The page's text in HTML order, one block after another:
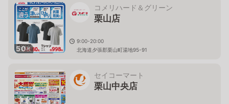
50枚
コメリハード＆グリーン
栗山店
9:00-20:00
北海道夕張郡栗山町湯地95-91
セイコーマート
栗山中央店